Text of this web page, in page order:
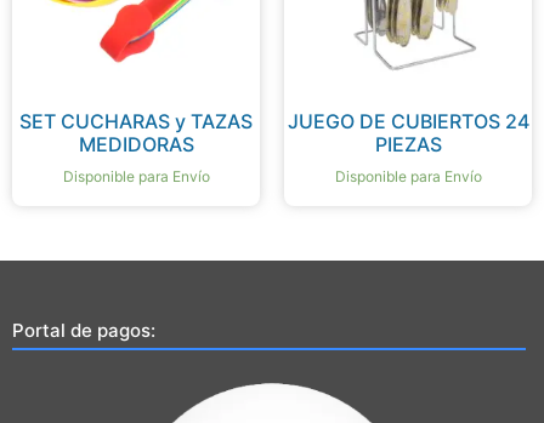
SET CUCHARAS y TAZAS
MEDIDORAS
Disponible para Envío
JUEGO DE CUBIERTOS 24
PIEZAS
Disponible para Envío
Portal de pagos: